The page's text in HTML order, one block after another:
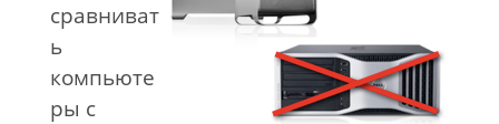
сравниват
ь
компьюте
ры с